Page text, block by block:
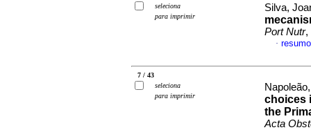
seleciona
para imprimir
Silva,
Port Nutr,
·
7 / 43
seleciona
para imprimir
choices
the
Acta